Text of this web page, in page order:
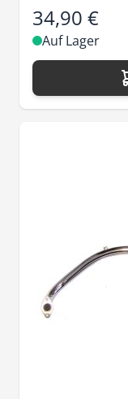
34,90 €
Auf Lager